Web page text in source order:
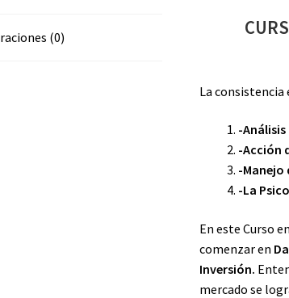
(0)
La consistencia
-
-Acción
-Manejo
-La
En este Curso
comenzar en
Inversión.
mercado se